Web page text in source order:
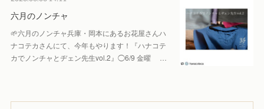
六月のノンチャ
🌱六月のノンチャ兵庫・岡本にあるお花屋さんハ
ナコテカさんにて、今年もやります！『ハナコテ
カでノンチャとヂェン先生vol.2』◯6/9 金曜 …